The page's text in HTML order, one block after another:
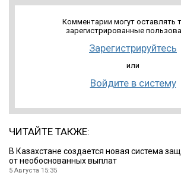
Комментарии могут оставлять
зарегистрированные
Зарегистрируйтесь
или
Войдите в систему
ЧИТАЙТЕ ТАКЖЕ:
В Казахстане создается новая система
от необоснованных выплат
5 Августа 15:35